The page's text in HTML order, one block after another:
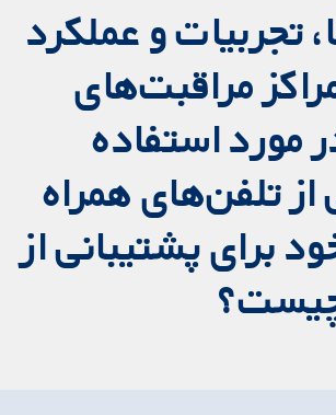
تجربیات و عملکرد
مراقبت‌‌های
مورد استفاده
تلفن‌های همراه
برای پشتیبانی از